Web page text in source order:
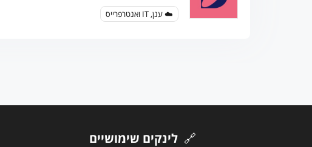
☁️ ענן, IT ואנטרפרייס
🔗 לינקים שימושיים